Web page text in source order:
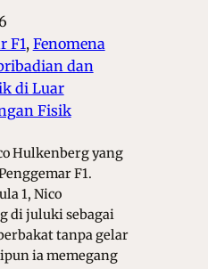
F1, Fenomena
dan
di Luar
Fisik
Hulkenberg yang
F1.
1, Nico
di juluki sebagai
tanpa gelar
ia memegang